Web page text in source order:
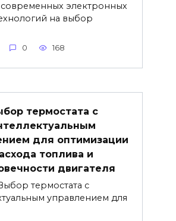
электронных
на выбор
0 168
термостата с
для оптимизации
топлива и
двигателя
термостата с
управлением для